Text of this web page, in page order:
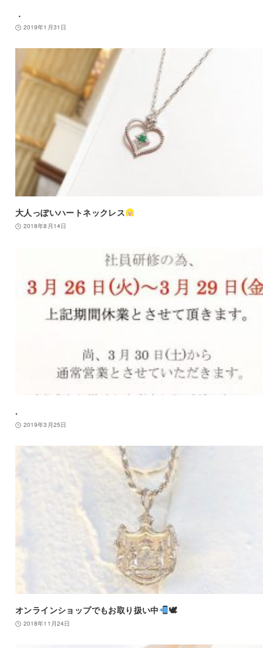
．
2019年1月31日
大人っぽいハートネックレス
2018年8月14日
.
2019年3月25日
オンラインショップでもお取り扱い中 🕊
2018年11月24日